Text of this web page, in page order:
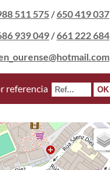
511 575 /650 419 037
939 049 /661 222 684
referencia